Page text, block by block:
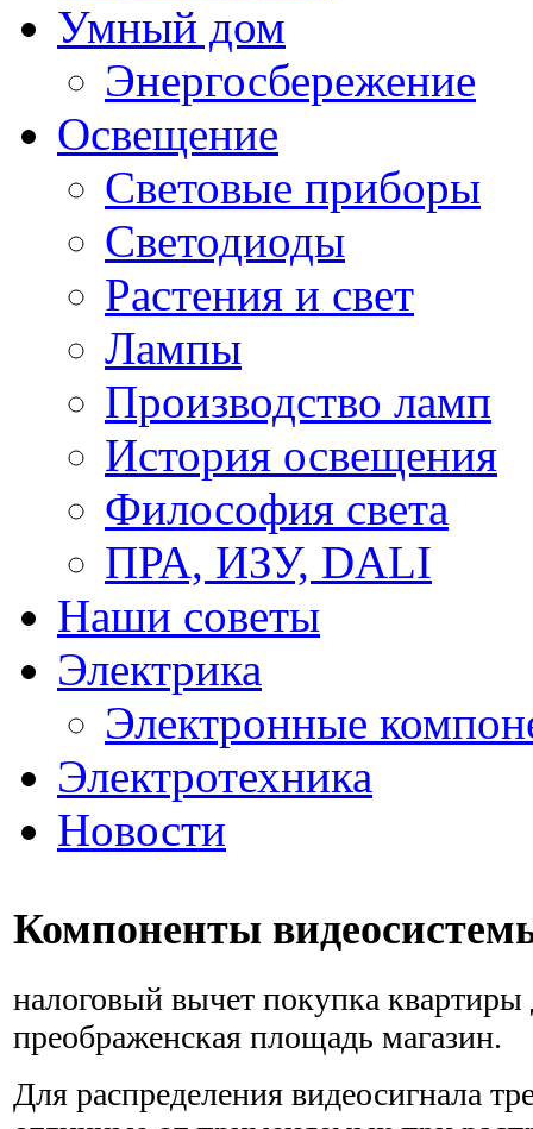
Умный дом
Энергосбережение
Освещение
Световые приборы
Светодиоды
Растения и свет
Лампы
Производство ламп
История освещения
Философия света
ПРА, ИЗУ, DALI
Наши советы
Электрика
Электронные
Электротехника
Новости
Компоненты
налоговый вычет покупка
преображенская площадь магазин.
Для распределения видеосигнала